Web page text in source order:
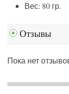
Вес: 80 гр.
Отзывы
Пока нет